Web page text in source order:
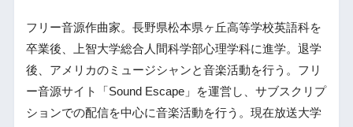
フリー音源作曲家。長野県松本県ヶ丘高等学校英語科を
卒業後、上智大学総合人間科学部心理学科に進学。退学
後、アメリカのミュージシャンと音楽活動を行う。フリ
ー音源サイト「Sound Escape」を運営し、サブスクリプ
ションでの配信を中心に音楽活動を行う。現在放送大学